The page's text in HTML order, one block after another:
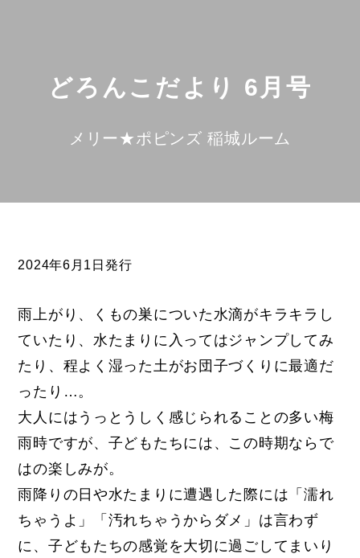
どろんこだより 6月号
メリー★ポピンズ 稲城ルーム
2024年6月1日発行
雨上がり、くもの巣についた水滴がキラキラし
ていたり、水たまりに入ってはジャンプしてみ
たり、程よく湿った土がお団子づくりに最適だ
ったり…。
大人にはうっとうしく感じられることの多い梅
雨時ですが、子どもたちには、この時期ならで
はの楽しみが。
雨降りの日や水たまりに遭遇した際には「濡れ
ちゃうよ」「汚れちゃうからダメ」は言わず
に、子どもたちの感覚を大切に過ごしてまいり